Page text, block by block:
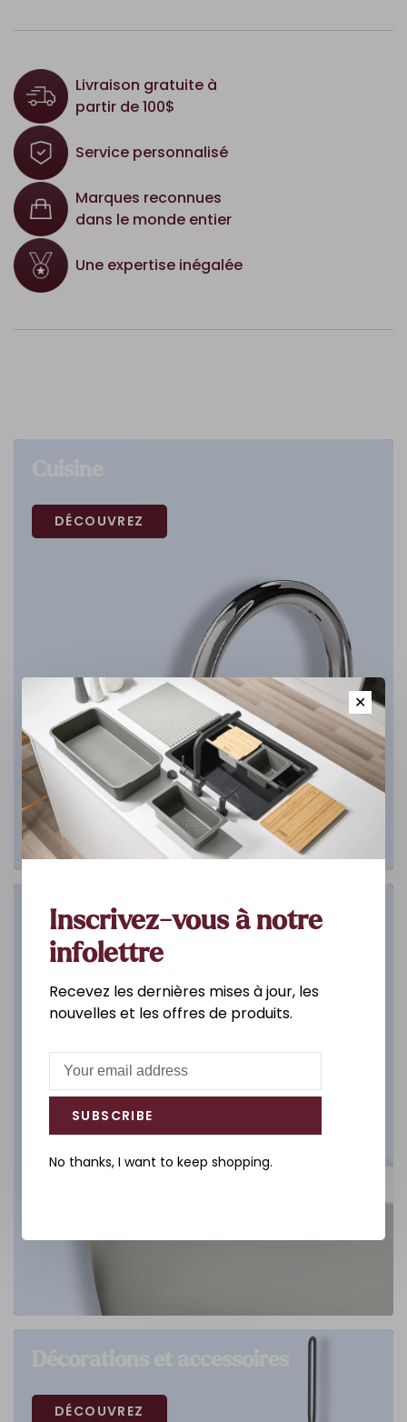
Livraison gratuite à
partir de 100$
Service personnalisé
Marques reconnues
dans le monde entier
Une expertise inégalée
DÉCOUVREZ
Salle de bain
DÉCOUVREZ
DÉCOUVREZ
✕
Inscrivez-vous à notre
infolettre
Recevez les dernières mises à jour, les
nouvelles et les offres de produits.
SUBSCRIBE
No thanks, I want to keep shopping.